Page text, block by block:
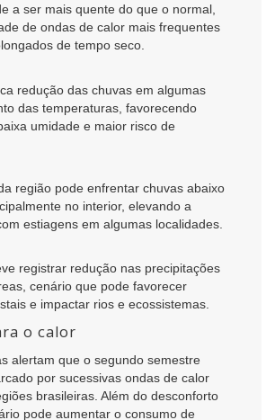
a ser mais quente do que o normal,
de ondas de calor mais frequentes
de tempo seco.
redução das chuvas em algumas
das temperaturas, favorecendo
umidade e maior risco de
região pode enfrentar chuvas abaixo
no interior, elevando a
estiagens em algumas localidades.
registrar redução nas precipitações
cenário que pode favorecer
e impactar rios e ecossistemas.
o calor
alertam que o segundo semestre
por sucessivas ondas de calor
brasileiras. Além do desconforto
pode aumentar o consumo de